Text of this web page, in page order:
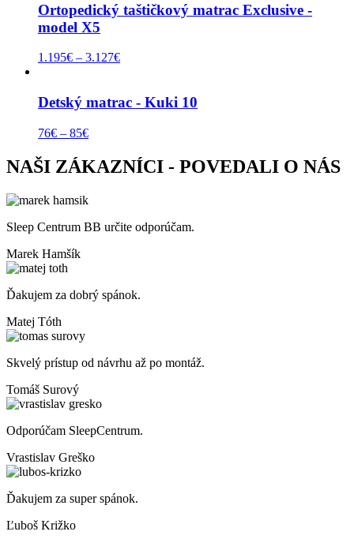
Ortopedický taštičkový matrac Exclusive -
model X5
1.195€ – 3.127€
Detský matrac - Kuki 10
76€ – 85€
NAŠI ZÁKAZNÍCI - POVEDALI O NÁS
Sleep Centrum BB určite odporúčam.
Marek Hamšík
Ďakujem za dobrý spánok.
Matej Tóth
Skvelý prístup od návrhu až po montáž.
Tomáš Surový
Odporúčam SleepCentrum.
Vrastislav Greško
Ďakujem za super spánok.
Ľuboš Križko